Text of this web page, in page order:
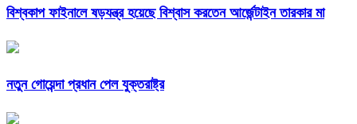
বিশ্বকাপ ফাইনালে ষড়যন্ত্র হয়েছে বিশ্বাস করতেন আর্জেন্টাইন তারকার মা
নতুন গোয়েন্দা প্রধান পেল যুক্তরাষ্ট্র